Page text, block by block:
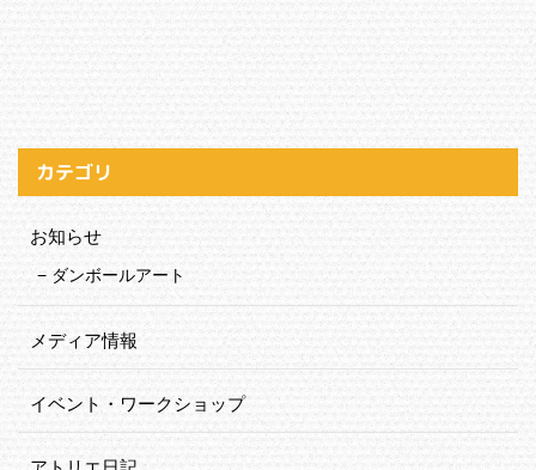
カテゴリ
お知らせ
ダンボールアート
メディア情報
イベント・ワークショップ